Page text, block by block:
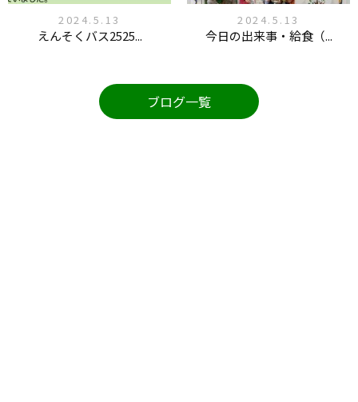
2024.5.13
えんそくバス2525...
2024.5.13
今日の出来事・給食（...
ブログ一覧